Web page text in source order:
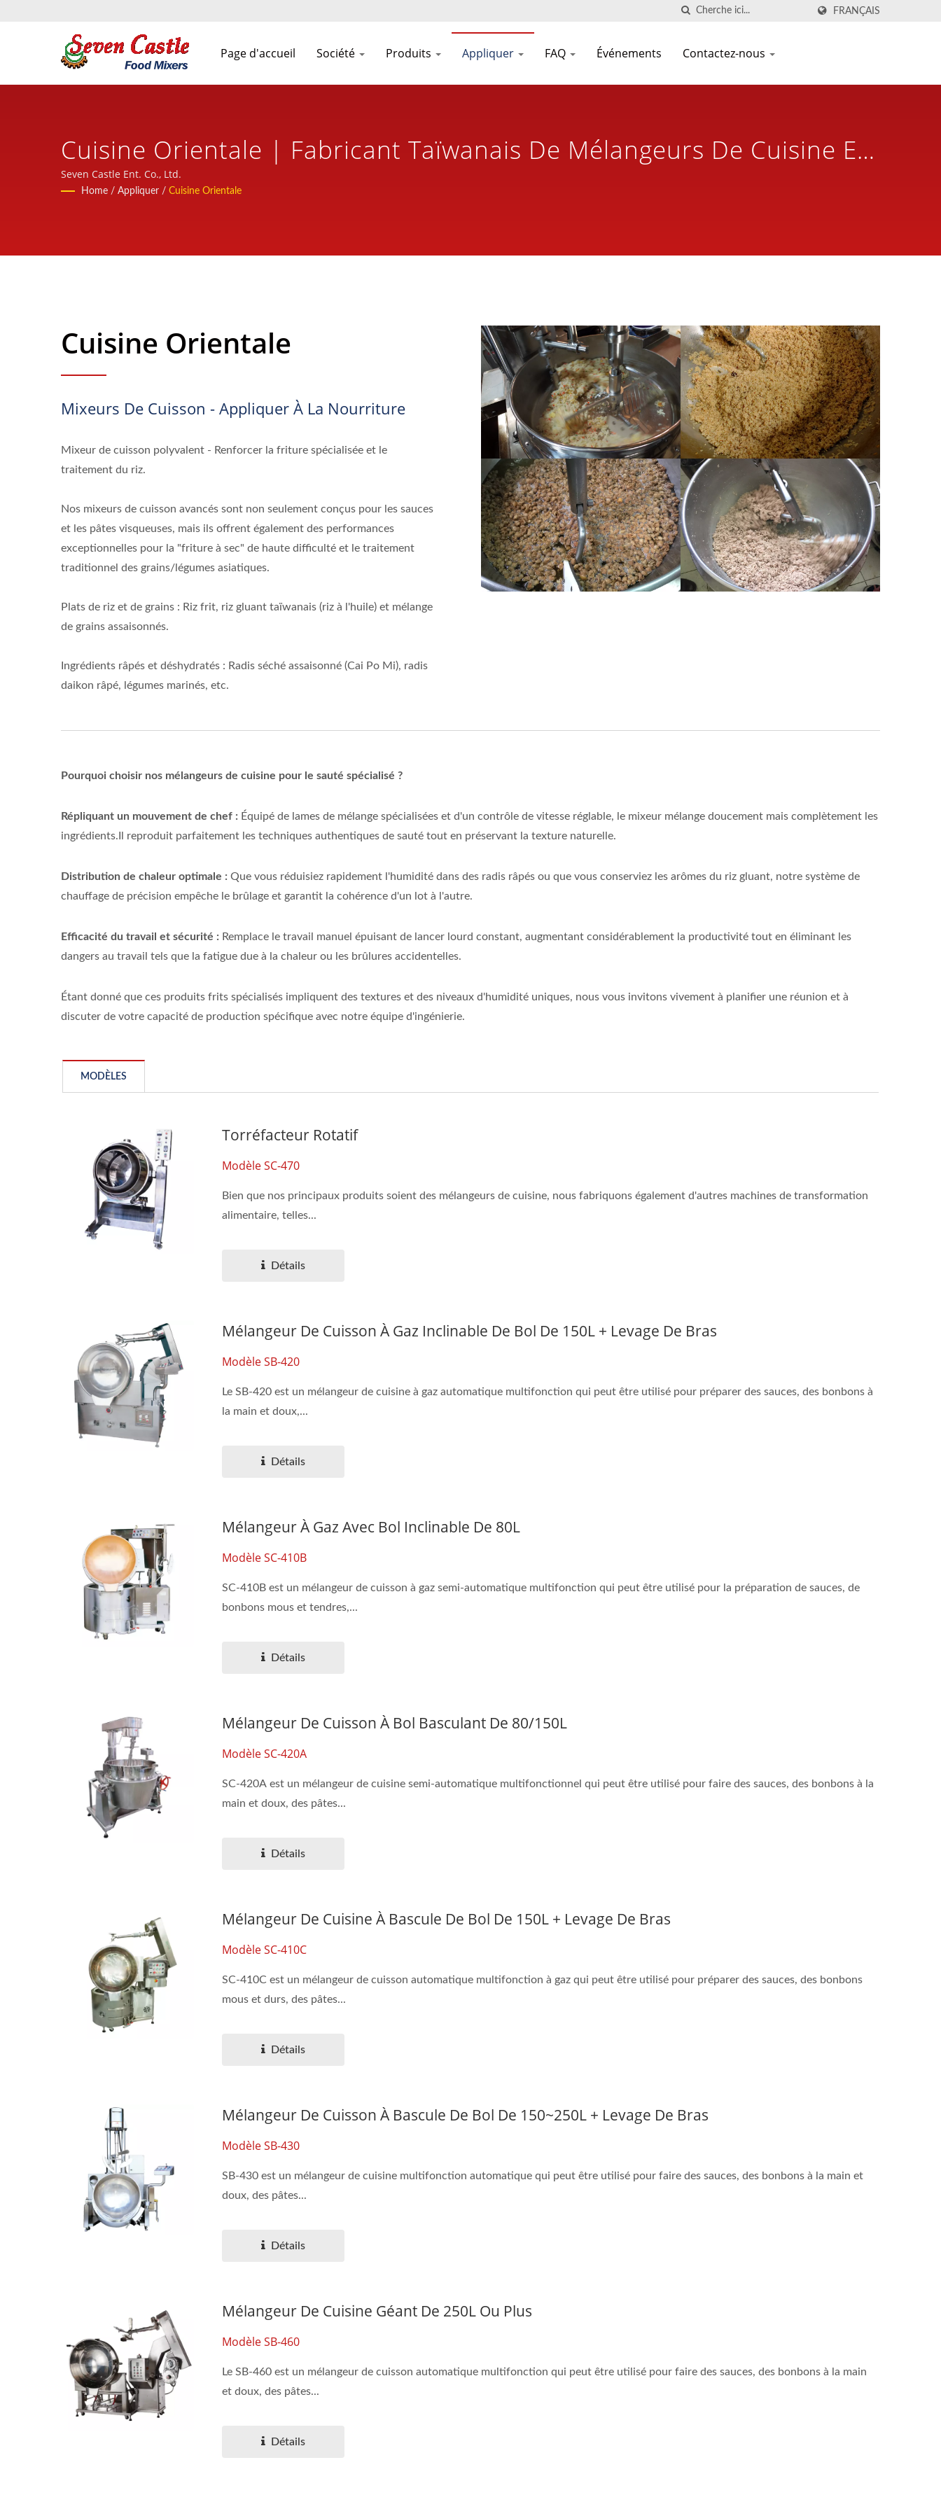
FRANÇAIS
Page d'accueil Société Produits Appliquer FAQ Événements Contactez-nous
Cuisine Orientale | Fabricant Taïwanais De Mélangeurs De Cuisine Et
De Machines De Transformation Alimentaire Depuis Plus De 30 Ans |
Seven Castle Ent. Co., Ltd.
Home / Appliquer / Cuisine Orientale
Cuisine Orientale
Mixeurs De Cuisson - Appliquer À La Nourriture
Mixeur de cuisson polyvalent - Renforcer la friture spécialisée et le
traitement du riz.
Nos mixeurs de cuisson avancés sont non seulement conçus pour les sauces
et les pâtes visqueuses, mais ils offrent également des performances
exceptionnelles pour la "friture à sec" de haute difficulté et le traitement
traditionnel des grains/légumes asiatiques.
Plats de riz et de grains : Riz frit, riz gluant taïwanais (riz à l'huile) et mélange
de grains assaisonnés.
Ingrédients râpés et déshydratés : Radis séché assaisonné (Cai Po Mi), radis
daikon râpé, légumes marinés, etc.
Pourquoi choisir nos mélangeurs de cuisine pour le sauté spécialisé ?
Répliquant un mouvement de chef : Équipé de lames de mélange spécialisées et d'un contrôle de vitesse réglable, le mixeur mélange doucement mais complètement les
ingrédients.Il reproduit parfaitement les techniques authentiques de sauté tout en préservant la texture naturelle.
Distribution de chaleur optimale : Que vous réduisiez rapidement l'humidité dans des radis râpés ou que vous conserviez les arômes du riz gluant, notre système de
chauffage de précision empêche le brûlage et garantit la cohérence d'un lot à l'autre.
Efficacité du travail et sécurité : Remplace le travail manuel épuisant de lancer lourd constant, augmentant considérablement la productivité tout en éliminant les
dangers au travail tels que la fatigue due à la chaleur ou les brûlures accidentelles.
Étant donné que ces produits frits spécialisés impliquent des textures et des niveaux d'humidité uniques, nous vous invitons vivement à planifier une réunion et à
discuter de votre capacité de production spécifique avec notre équipe d'ingénierie.
MODÈLES
Torréfacteur Rotatif
Modèle SC-470
Bien que nos principaux produits soient des mélangeurs de cuisine, nous fabriquons également d'autres machines de transformation
alimentaire, telles...
Détails
Mélangeur De Cuisson À Gaz Inclinable De Bol De 150L + Levage De Bras
Modèle SB-420
Le SB-420 est un mélangeur de cuisine à gaz automatique multifonction qui peut être utilisé pour préparer des sauces, des bonbons à
la main et doux,...
Détails
Mélangeur À Gaz Avec Bol Inclinable De 80L
Modèle SC-410B
SC-410B est un mélangeur de cuisson à gaz semi-automatique multifonction qui peut être utilisé pour la préparation de sauces, de
bonbons mous et tendres,...
Détails
Mélangeur De Cuisson À Bol Basculant De 80/150L
Modèle SC-420A
SC-420A est un mélangeur de cuisine semi-automatique multifonctionnel qui peut être utilisé pour faire des sauces, des bonbons à la
main et doux, des pâtes...
Détails
Mélangeur De Cuisine À Bascule De Bol De 150L + Levage De Bras
Modèle SC-410C
SC-410C est un mélangeur de cuisson automatique multifonction à gaz qui peut être utilisé pour préparer des sauces, des bonbons
mous et durs, des pâtes...
Détails
Mélangeur De Cuisson À Bascule De Bol De 150~250L + Levage De Bras
Modèle SB-430
SB-430 est un mélangeur de cuisine multifonction automatique qui peut être utilisé pour faire des sauces, des bonbons à la main et
doux, des pâtes...
Détails
Mélangeur De Cuisine Géant De 250L Ou Plus
Modèle SB-460
Le SB-460 est un mélangeur de cuisson automatique multifonction qui peut être utilisé pour faire des sauces, des bonbons à la main
et doux, des pâtes...
Détails